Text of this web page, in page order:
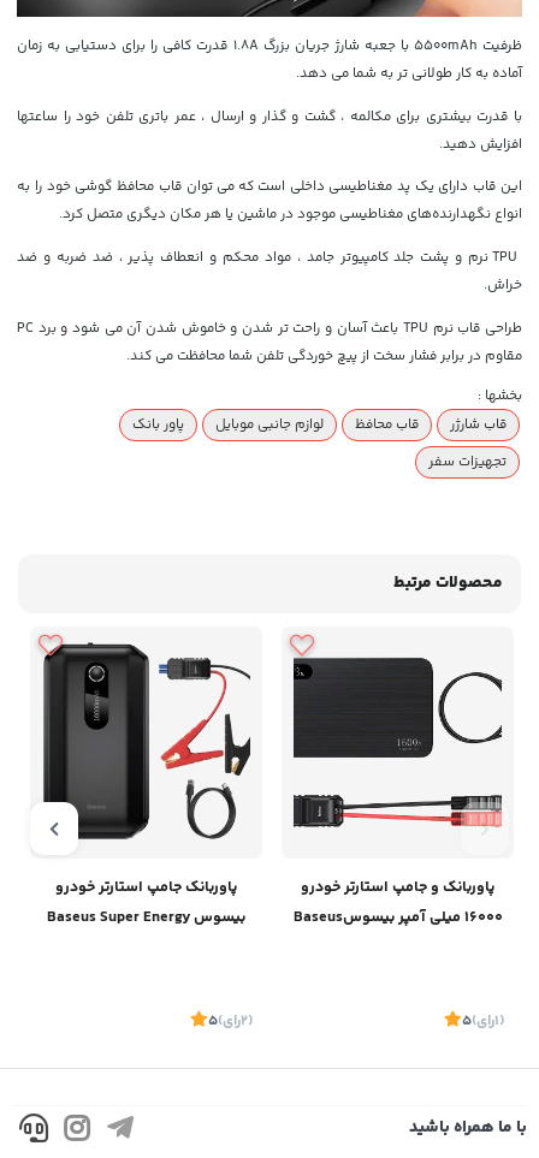
ظرفیت 5500mAh با جعبه شارژ جریان بزرگ 1.8A قدرت کافی را برای دستیابی به زمان
آماده به کار طولانی تر به شما می دهد.
با قدرت بیشتری برای مکالمه ، گشت و گذار و ارسال ، عمر باتری تلفن خود را ساعتها
افزایش دهید.
این قاب دارای یک پد مغناطیسی داخلی است که می توان قاب محافظ گوشی خود را به
انواع نگهدارنده‌های مغناطیسی موجود در ماشین یا هر مکان دیگری متصل کرد.
TPU نرم و پشت جلد کامپیوتر جامد ، مواد محکم و انعطاف پذیر ، ضد ضربه و ضد
خراش.
طراحی قاب نرم TPU باعث آسان و راحت تر شدن و خاموش شدن آن می شود و برد PC
مقاوم در برابر فشار سخت از پیچ خوردگی تلفن شما محافظت می کند.
بخشها :
قاب شارژر
قاب محافظ لوازم جانبی موبایل
پاور بانک
تجهیزات سفر
محصولات مرتبط
پاوربانک و جامپ استارتر خودرو
16000 میلی آمپر بیسوسBaseus
(1 رای)
5
پاوربانک جامپ استارتر خودرو
بیسوس Baseus Super Energy
(2 رای)
5
با ما همراه باشید